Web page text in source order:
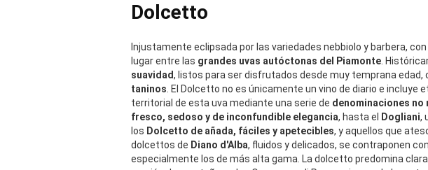
Dolcetto
Injustamente eclipsada por las variedades nebbiolo y barbera,
lugar entre las grandes uvas autóctonas del Piamonte.
suavidad, listos para ser disfrutados desde muy temprana edad,
taninos. El Dolcetto no es únicamente un vino de diario e incluye
territorial de esta uva mediante una serie de denominaciones no
fresco, sedoso y de inconfundible elegancia, hasta el Dogliani,
los Dolcetto de añada, fáciles y apetecibles, y aquellos que
dolcettos de Diano d'Alba, fluidos y delicados, se contraponen
especialmente los de más alta gama. La dolcetto predomina